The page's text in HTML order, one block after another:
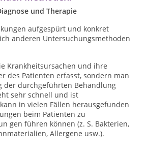
und Therapie
aufgespürt und konkret
anderen Untersuchungsmethoden
Krankheitsursachen und ihre
des Patienten erfasst, sondern man
der durchgeführten Behandlung
sehr schnell und ist
in vielen Fällen herausgefunden
beim Patienten zu
gen führen können (z. S. Bakterien,
Allergene usw.).